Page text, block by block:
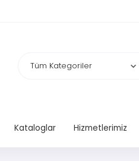
Kataloglar Hizmetlerimiz